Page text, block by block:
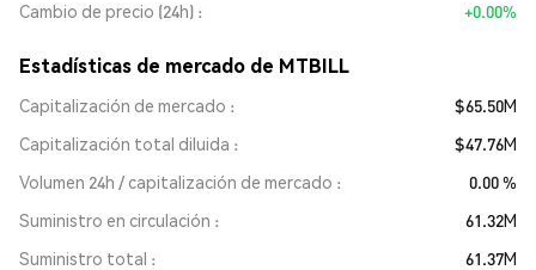
Cambio de precio (24h)
+0.00%
Estadísticas de mercado de MTBILL
Capitalización de mercado
$65.50M
Capitalización total diluida
$47.76M
Volumen 24h / capitalización de mercado
0.00 %
Suministro en circulación
61.32M
Suministro total
61.37M